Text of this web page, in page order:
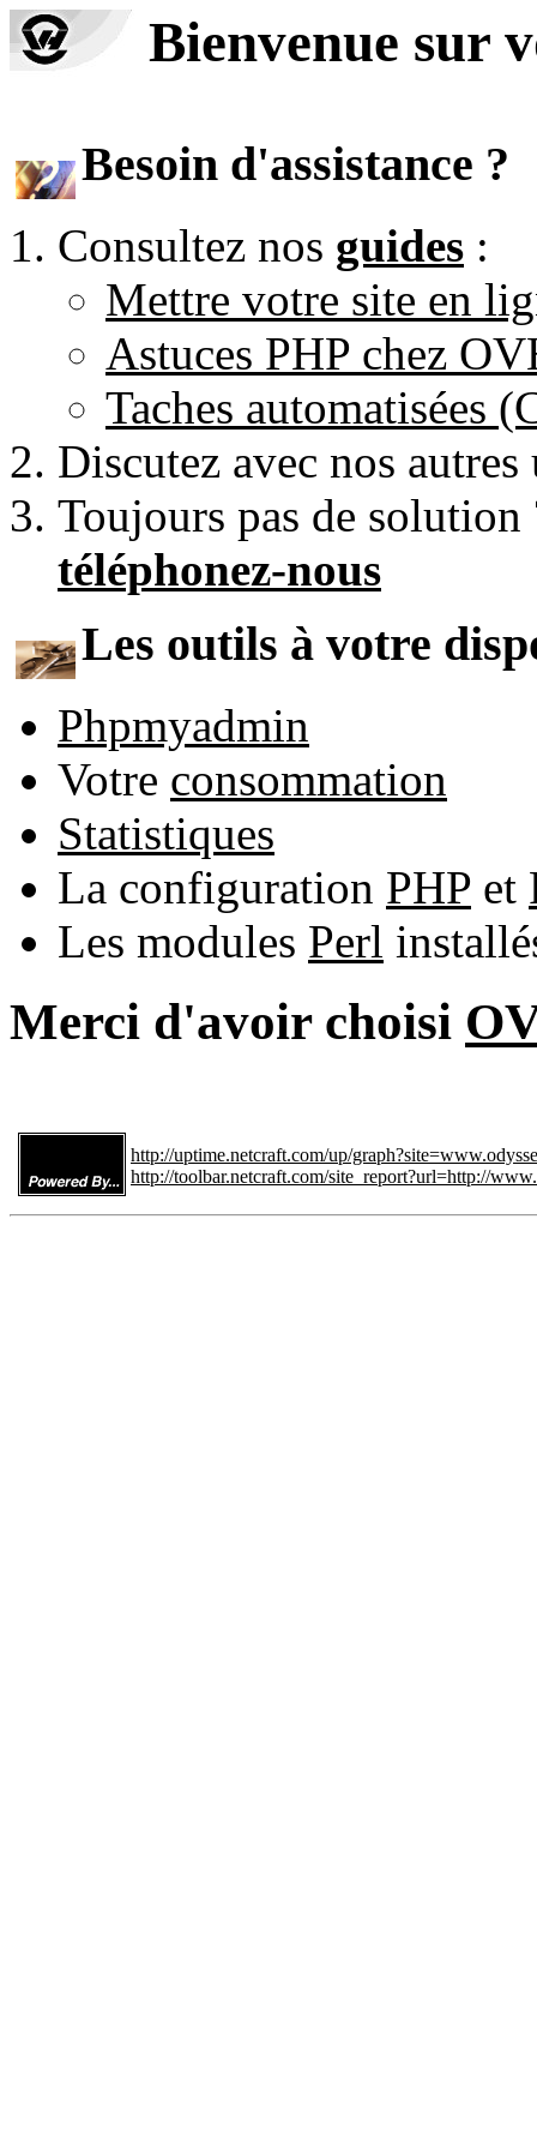
Bienvenue sur
Besoin d'assistance ?
Consultez nos guides :
Mettre votre site en
Astuces PHP chez
Taches automatisées
Discutez avec nos
Toujours pas de
téléphonez-nous
Les outils à votre
Phpmyadmin
Votre consommation
Statistiques
La configuration PHP et
Les modules Perl
Merci d'avoir choisi
http://uptime.netcraft.com/up/
http://toolbar.netcraft.com/site_report?url=http://